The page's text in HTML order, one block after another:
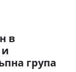
в
група